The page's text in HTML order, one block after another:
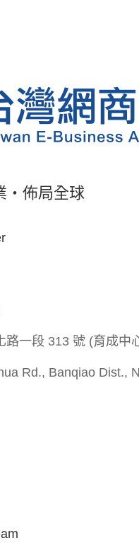
・佈局全球
路一段 313 號 (育成中
Rd., Banqiao Dist.,